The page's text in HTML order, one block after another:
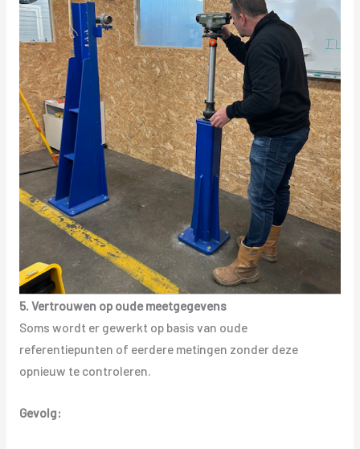
5. Vertrouwen op oude meetgegevens
Soms wordt er gewerkt op basis van oude
referentiepunten of eerdere metingen zonder deze
opnieuw te controleren.
Gevolg: